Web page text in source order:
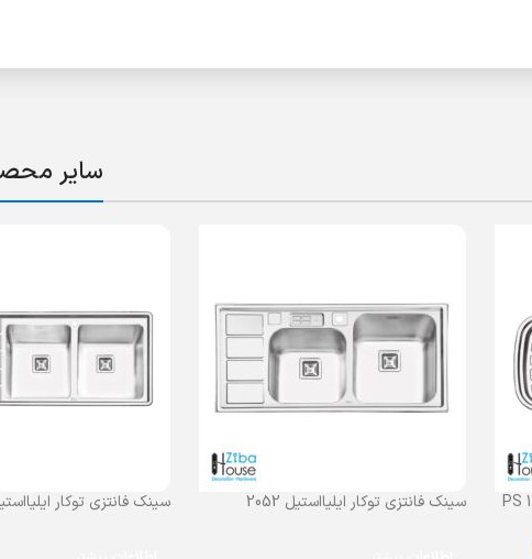
سایر
سینک فانتزی توکار ایلیااستیل 2052 سینک فانتزی توکار ایلیااستیل